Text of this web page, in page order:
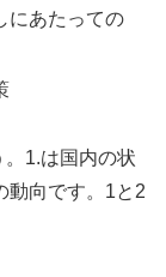
にあたっての
1.は国内の状
動向です。1と2